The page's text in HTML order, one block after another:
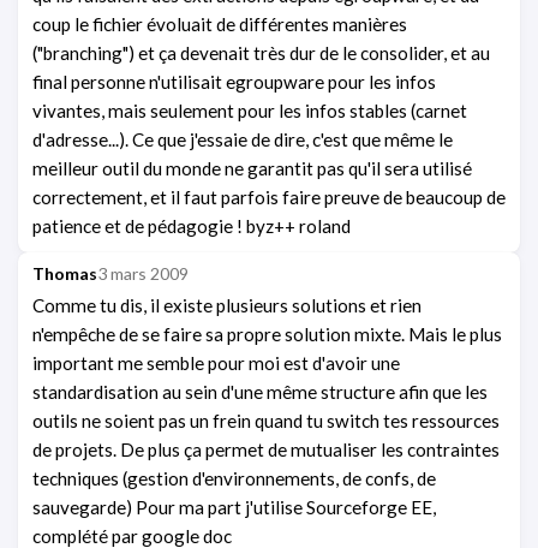
coup le fichier évoluait de différentes manières
("branching") et ça devenait très dur de le consolider, et au
final personne n'utilisait egroupware pour les infos
vivantes, mais seulement pour les infos stables (carnet
d'adresse...). Ce que j'essaie de dire, c'est que même le
meilleur outil du monde ne garantit pas qu'il sera utilisé
correctement, et il faut parfois faire preuve de beaucoup de
patience et de pédagogie ! byz++ roland
Thomas3 mars 2009
Comme tu dis, il existe plusieurs solutions et rien
n'empêche de se faire sa propre solution mixte. Mais le plus
important me semble pour moi est d'avoir une
standardisation au sein d'une même structure afin que les
outils ne soient pas un frein quand tu switch tes ressources
de projets. De plus ça permet de mutualiser les contraintes
techniques (gestion d'environnements, de confs, de
sauvegarde) Pour ma part j'utilise Sourceforge EE,
complété par google doc